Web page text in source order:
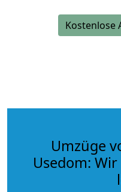
Kostenlose
Umzüge
Usedom: